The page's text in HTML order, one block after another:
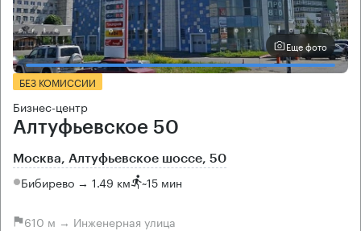
Еще фото
БЕЗ КОМИССИИ
Бизнес-центр
Алтуфьевское 50
Москва, Алтуфьевское шоссе, 50
Бибирево → 1.49 км ~15 мин
610 м → Инженерная улица